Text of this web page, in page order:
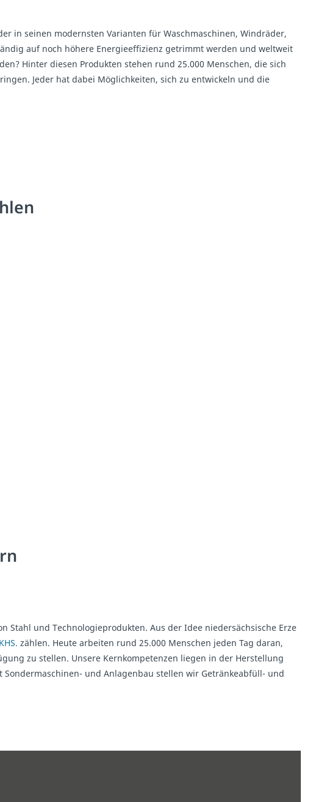
in seinen modernsten Varianten für Waschmaschinen, Windräder,
auf noch höhere Energieeffizienz getrimmt werden und weltweit
Hinter diesen Produkten stehen rund 25.000 Menschen, die sich
Jeder hat dabei Möglichkeiten, sich zu entwickeln und die
Stahl und Technologieprodukten. Aus der Idee niedersächsische Erze
KHS. zählen. Heute arbeiten rund 25.000 Menschen jeden Tag daran,
zu stellen. Unsere Kernkompetenzen liegen in der Herstellung
und Anlagenbau stellen wir Getränkeabfüll- und